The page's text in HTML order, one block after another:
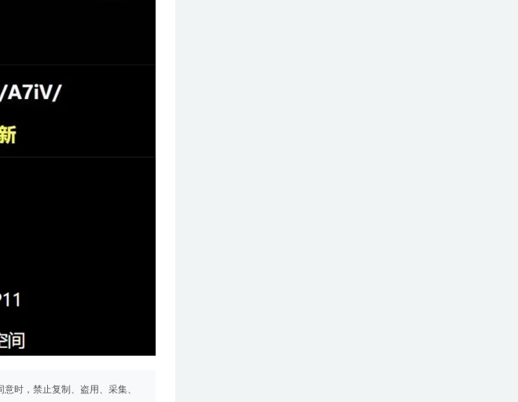
时，禁止复制、盗用、采集、